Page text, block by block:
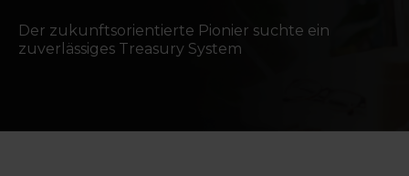
Der zukunftsorientierte Pionier suchte ein
zuverlässiges Treasury System